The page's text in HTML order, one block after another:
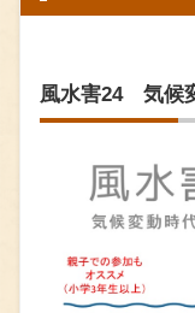
風水害24 気候